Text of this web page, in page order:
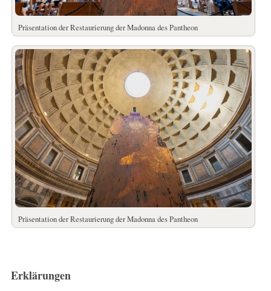
Präsentation der Restaurierung der Madonna des Pantheon
Präsentation der Restaurierung der Madonna des Pantheon
Erklärungen